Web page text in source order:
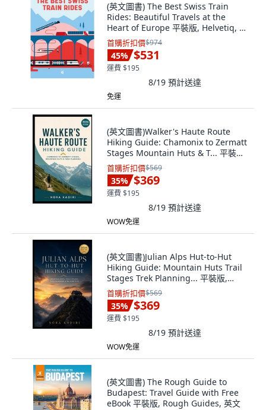
(英文圖書) The Best Swiss Train
Rides: Beautiful Travels at the
Heart of Europe 平裝版, Helvetiq, 英
文
首購折扣價$974
45% $531
運費 $195
8/19 預計送達
免運
(英文圖書)Walker's Haute Route
Hiking Guide: Chamonix to Zermatt
Stages Mountain Huts & T... 平裝版,
Independently Published, 英文
首購折扣價$569
35% $369
運費 $195
8/19 預計送達
WOW免運
(英文圖書)Julian Alps Hut-to-Hut
Hiking Guide: Mountain Huts Trail
Stages Trek Planning... 平裝版,
Independently Published, 英文
首購折扣價$569
35% $369
運費 $195
8/19 預計送達
WOW免運
(英文圖書) The Rough Guide to
Budapest: Travel Guide with Free
eBook 平裝版, Rough Guides, 英文